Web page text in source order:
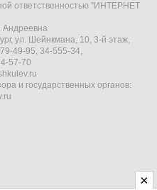
ответственностью "ИНТЕРНЕТ
Андреевна
ул. Шейнкмана, 10, 3-й этаж,
49-95, 34-555-34,
57-70
и государственных органов: